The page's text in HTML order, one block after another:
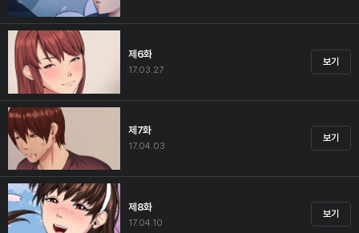
제6화
17.03.27
보기
제7화
17.04.03
보기
제8화
17.04.10
보기